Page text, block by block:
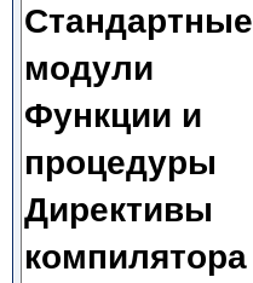
Стандартные
модули
Функции и
процедуры
Директивы
компилятора